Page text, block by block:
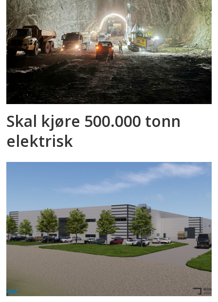
Skal kjøre 500.000 tonn
elektrisk